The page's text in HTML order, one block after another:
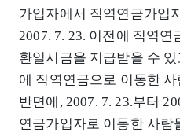
가입자에서 직역연금가입
2007. 7. 23. 이전에 직역
환일시금을 지급받을 수
에 직역연금으로 이동한
반면에, 2007. 7. 23.부터
연금가입자로 이동한 사람